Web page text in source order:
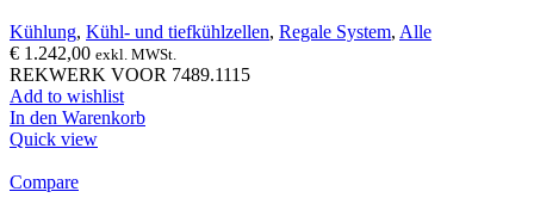
Kühlung, Kühl- und tiefkühlzellen, Regale System, Alle
€ 1.242,00 exkl. MWSt.
REKWERK VOOR 7489.1115
Add to wishlist
In den Warenkorb
Quick view
Compare